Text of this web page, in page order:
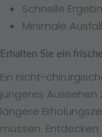
Schnelle
Minimale
Erhalten Sie ein
Ein nicht-
jüngeres Aussehen
längere
müssen.